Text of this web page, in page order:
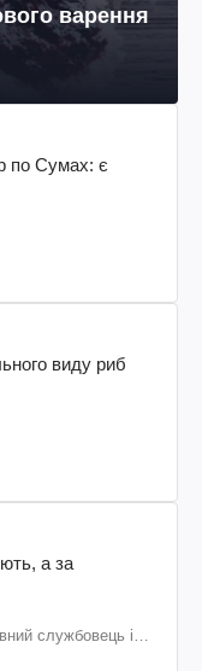
варення
по Сумах: є
виду риб
а за
службовець і